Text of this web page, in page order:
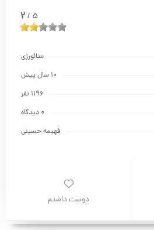
5
/
2
متالورژي
10 سال پیش
1196 نفر
0 دیدگاه
فهیمه حسینی
دوست داشتم